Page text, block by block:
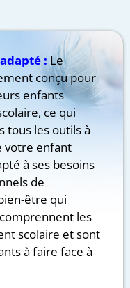
:Le
conçu pour
enfants
ce qui
tous les outils à
votre enfant
à ses besoins
de
être qui
les
scolaire et sont
à faire face à